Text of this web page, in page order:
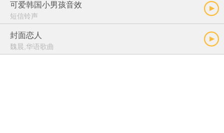
可爱韩国小男孩音效
短信铃声
封面恋人
魏晨,华语歌曲